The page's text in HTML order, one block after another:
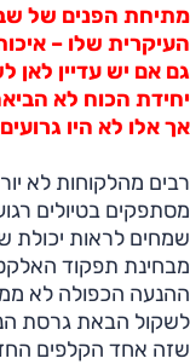
מתיחת הפנים של
העיקרית שלו –
גם אם יש עדיין לאן
יחידת הכוח לא
אך אלו לא היו
רבים מהלקוחות לא
מסתפקים בטיולים
שמחים לראות יכולת
מבחינת תפקוד
ההנעה הכפולה לא
לשקול הבאת גרסת
שזה אחד הקלפים